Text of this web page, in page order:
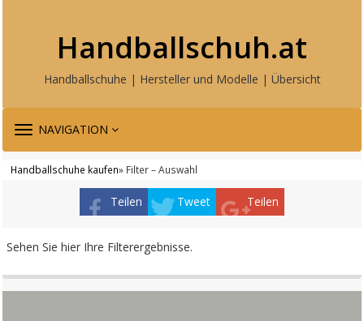
Handballschuh.at
Handballschuhe | Hersteller und Modelle | Übersicht
TOGGLE
NAVIGATION
Handballschuhe kaufen» Filter – Auswahl
Teilen Tweet Teilen
Sehen Sie hier Ihre Filterergebnisse.